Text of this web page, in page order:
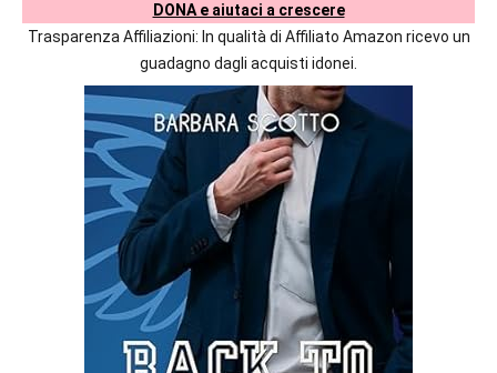
autrici
straniere.
DONA e aiutaci a crescere
Trasparenza Affiliazioni: In qualità di Affiliato Amazon ricevo un
guadagno dagli acquisti idonei.